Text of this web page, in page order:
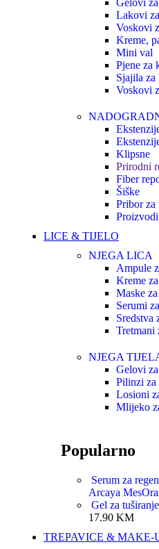
Gelovi
Lakovi
Voskovi
Kreme,
Mini val
Pjene za
Sjajila za
Voskovi
Klipsne
Prirodni
Fiber
Šiške
Pribor za
LICE & TIJELO
NJEGA LICA
Ampule
Kreme
Maske
Serumi
Sredstva
Tretmani
NJEGA
Gelovi
Pilinzi za
Losioni
Mlijeko
Popularno
Serum za
Arcaya
Gel za
17.90 KM
TREPAVICE & MAKE-